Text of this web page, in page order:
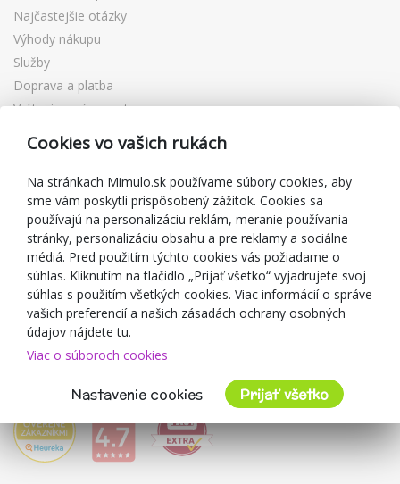
Najčastejšie otázky
Výhody nákupu
Služby
Doprava a platba
Vrátenie a výmena tovaru
Reklamácia
Darčekové poukážky
Zľavové kupóny
Blog
O predajcovi
Mimulo.sk
Obchodné podmienky
Ochrana osobných údajov GDPR
Kontakty
Spolupracujeme
Cookies vo vašich rukách
Na stránkach Mimulo.sk používame súbory cookies, aby
sme vám poskytli prispôsobený zážitok. Cookies sa
používajú na personalizáciu reklám, meranie používania
stránky, personalizáciu obsahu a pre reklamy a sociálne
médiá. Pred použitím týchto cookies vás požiadame o
súhlas. Kliknutím na tlačidlo „Prijať všetko“ vyjadrujete svoj
súhlas s použitím všetkých cookies. Viac informácií o správe
vašich preferencií a našich zásadách ochrany osobných
údajov nájdete tu.
Viac o súboroch cookies
Nastavenie cookies Prijať všetko